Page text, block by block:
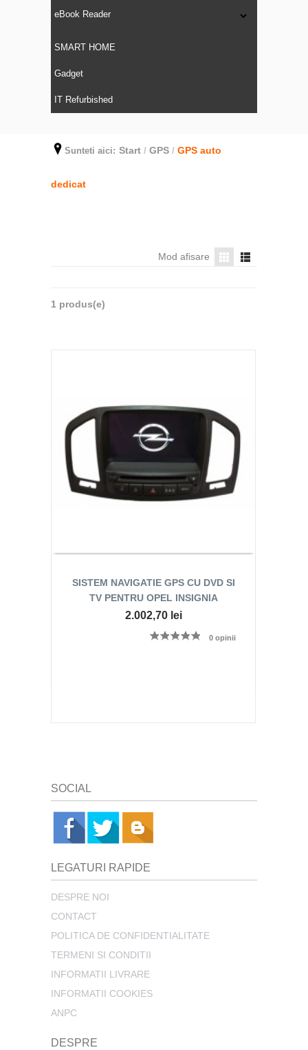
eBook Reader
SMART HOME
Gadget
IT Refurbished
Sunteti aici: Start / GPS / GPS auto
dedicat
Mod afisare
1 produs(e)
SISTEM NAVIGATIE GPS CU DVD SI
TV PENTRU OPEL INSIGNIA
2.002,70 lei
0 opinii
SOCIAL
LEGATURI RAPIDE
DESPRE NOI
CONTACT
POLITICA DE CONFIDENTIALITATE
TERMENI SI CONDITII
INFORMATII LIVRARE
INFORMATII COOKIES
ANPC
DESPRE